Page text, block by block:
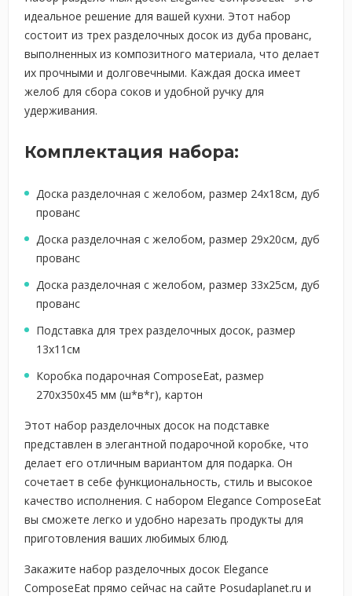
идеальное решение для вашей кухни. Этот набор
состоит из трех разделочных досок из дуба прованс,
выполненных из композитного материала, что делает
их прочными и долговечными. Каждая доска имеет
желоб для сбора соков и удобной ручку для
удерживания.
Комплектация набора:
Доска разделочная с желобом, размер 24х18см, дуб
прованс
Доска разделочная с желобом, размер 29х20см, дуб
прованс
Доска разделочная с желобом, размер 33х25см, дуб
прованс
Подставка для трех разделочных досок, размер
13х11см
Коробка подарочная ComposeEat, размер
270х350х45 мм (ш*в*г), картон
Этот набор разделочных досок на подставке
представлен в элегантной подарочной коробке, что
делает его отличным вариантом для подарка. Он
сочетает в себе функциональность, стиль и высокое
качество исполнения. С набором Elegance ComposeEat
вы сможете легко и удобно нарезать продукты для
приготовления ваших любимых блюд.
Закажите набор разделочных досок Elegance
ComposeEat прямо сейчас на сайте Posudaplanet.ru и